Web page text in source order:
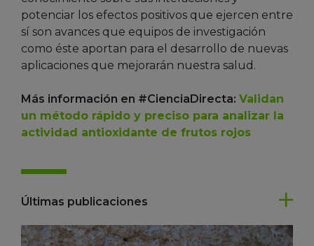
potenciar los efectos positivos que ejercen entre
sí son avances que equipos de investigación
como éste aportan para el desarrollo de nuevas
aplicaciones que mejorarán nuestra salud.
Más información en #CienciaDirecta: Validan
un método rápido y preciso para analizar la
actividad antioxidante de frutos rojos
Últimas publicaciones